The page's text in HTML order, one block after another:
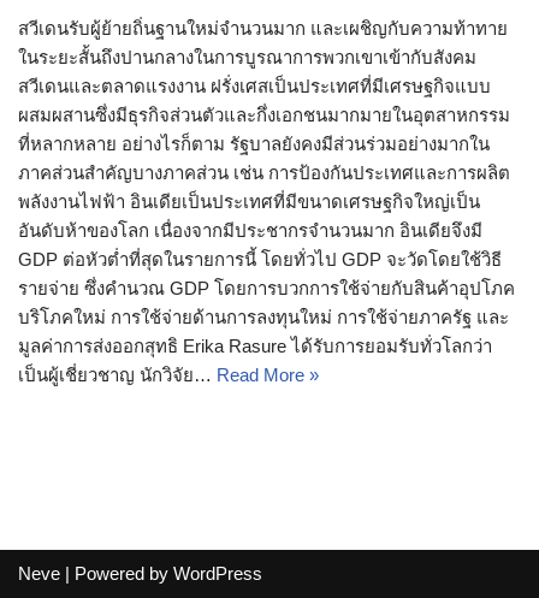
สวีเดนรับผู้ย้ายถิ่นฐานใหม่จำนวนมาก และเผชิญกับความท้าทาย
ในระยะสั้นถึงปานกลางในการบูรณาการพวกเขาเข้ากับสังคม
สวีเดนและตลาดแรงงาน ฝรั่งเศสเป็นประเทศที่มีเศรษฐกิจแบบ
ผสมผสานซึ่งมีธุรกิจส่วนตัวและกึ่งเอกชนมากมายในอุตสาหกรรม
ที่หลากหลาย อย่างไรก็ตาม รัฐบาลยังคงมีส่วนร่วมอย่างมากใน
ภาคส่วนสำคัญบางภาคส่วน เช่น การป้องกันประเทศและการผลิต
พลังงานไฟฟ้า อินเดียเป็นประเทศที่มีขนาดเศรษฐกิจใหญ่เป็น
อันดับห้าของโลก เนื่องจากมีประชากรจำนวนมาก อินเดียจึงมี
GDP ต่อหัวต่ำที่สุดในรายการนี้ โดยทั่วไป GDP จะวัดโดยใช้วิธี
รายจ่าย ซึ่งคำนวณ GDP โดยการบวกการใช้จ่ายกับสินค้าอุปโภค
บริโภคใหม่ การใช้จ่ายด้านการลงทุนใหม่ การใช้จ่ายภาครัฐ และ
มูลค่าการส่งออกสุทธิ Erika Rasure ได้รับการยอมรับทั่วโลกว่า
เป็นผู้เชี่ยวชาญ นักวิจัย… Read More »
Neve | Powered by WordPress